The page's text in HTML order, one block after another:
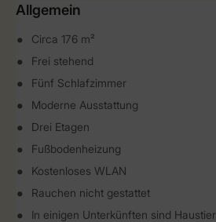
Allgemein
Circa 176 m²
Frei stehend
Fünf Schlafzimmer
Moderne Ausstattung
Drei Etagen
Fußbodenheizung
Kostenloses WLAN
Rauchen nicht gestattet
In einigen Unterkünften sind